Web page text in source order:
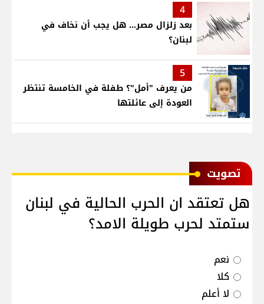
4
بعد زلزال مصر... هل يجب أن نخاف في
لبنان؟
5
من يعرف "أمل"؟ طفلة في الخامسة تنتظر
العودة إلى عائلتها
ﺗﺼﻮﻳﺖ
هل تعتقد ان الحرب الحالية في لبنان
ستمتد لحرب طويلة الامد؟
نعم
كلا
لا أعلم